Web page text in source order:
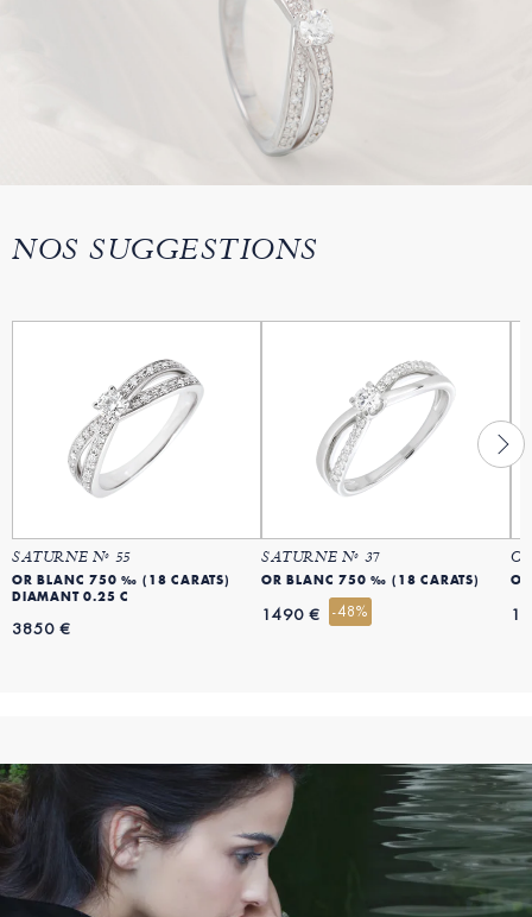
NOS SUGGESTIONS
SATURNE Nº 55
OR BLANC 750 ‰ (18 CARATS)
DIAMANT 0.25 C
3850 €
SATURNE Nº 37
OR BLANC 750 ‰ (18 CARATS)
1490 € -48%